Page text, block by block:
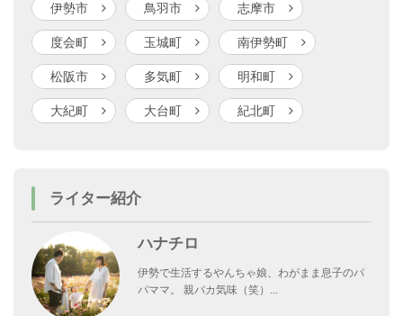
伊勢市 鳥羽市 志摩市
度会町 玉城町 南伊勢町
松阪市 多気町 明和町
大紀町 大台町 紀北町
ライター紹介
ハナチロ
伊勢で生活するやんちゃ娘、わがまま息子のパ
パママ。 親バカ気味（笑）...